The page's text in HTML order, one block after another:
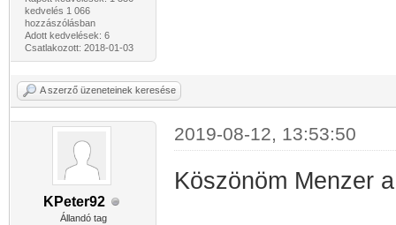
kedvelés 1 066
hozzászólásban
Adott kedvelések: 6
Csatlakozott: 2018-01-03
A szerző üzeneteinek keresése
KPeter92
Állandó tag
2019-08-12, 13:53:50
Köszönöm Menzer